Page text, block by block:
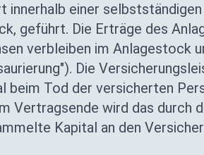
innerhalb einer
geführt. Die Erträge des
verbleiben im Anlagestock
Die
beim Tod der versicherten
Vertragsende wird das durch
Kapital an den